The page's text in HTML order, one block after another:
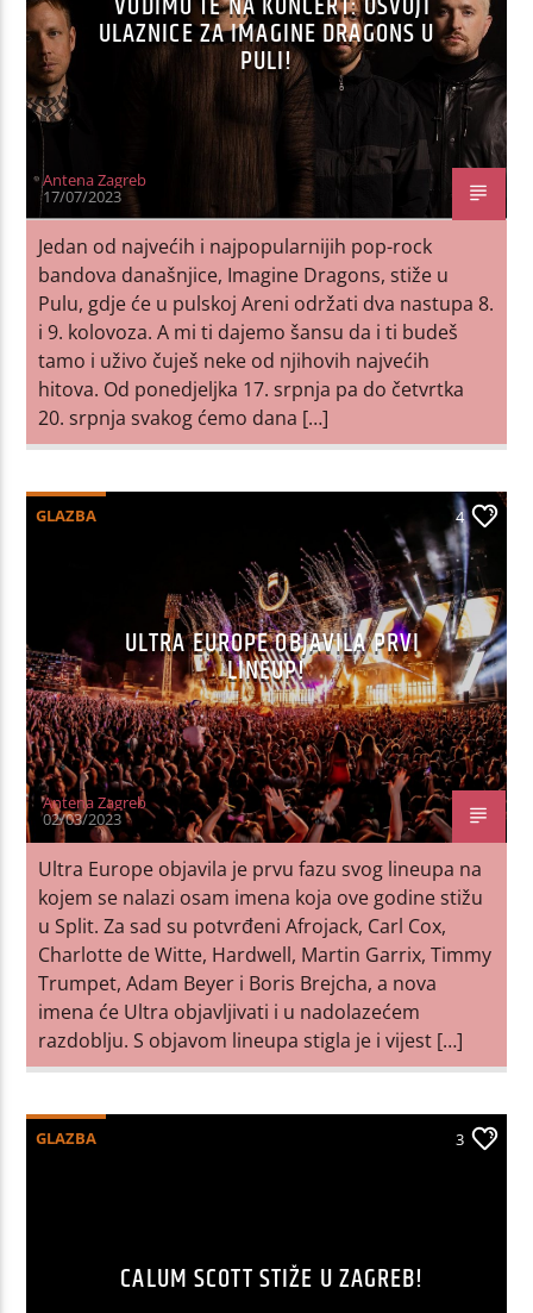
ULAZNICE ZA IMAGINE DRAGONS U
PULI!
Antena Zagreb
17/07/2023
Jedan od najvećih i najpopularnijih pop-rock
bandova današnjice, Imagine Dragons, stiže u
Pulu, gdje će u pulskoj Areni održati dva nastupa 8.
i 9. kolovoza. A mi ti dajemo šansu da i ti budeš
tamo i uživo čuješ neke od njihovih najvećih
hitova. Od ponedjeljka 17. srpnja pa do četvrtka
20. srpnja svakog ćemo dana […]
GLAZBA 4
ULTRA EUROPE OBJAVILA PRVI
LINEUP!
Antena Zagreb
02/03/2023
Ultra Europe objavila je prvu fazu svog lineupa na
kojem se nalazi osam imena koja ove godine stižu
u Split. Za sad su potvrđeni Afrojack, Carl Cox,
Charlotte de Witte, Hardwell, Martin Garrix, Timmy
Trumpet, Adam Beyer i Boris Brejcha, a nova
imena će Ultra objavljivati i u nadolazećem
razdoblju. S objavom lineupa stigla je i vijest […]
GLAZBA 3
CALUM SCOTT STIŽE U ZAGREB!